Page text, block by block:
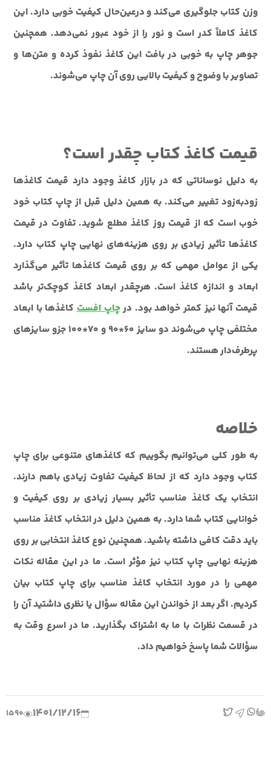
وزن کتاب جلوگیری می‌کند و درعین‌حال کیفیت خوبی دارد. این
کاغذ کاملاً کدر است و نور را از خود عبور نمی‌دهد. همچنین
جوهر چاپ به خوبی در بافت این کاغذ نفوذ کرده و متن‌ها و
تصاویر با وضوح و کیفیت بالایی روی آن چاپ می‌شوند.
قیمت کاغذ کتاب چقدر است؟
به دلیل نوساناتی که در بازار کاغذ وجود دارد قیمت کاغذها
زودبه‌زود تغییر می‌کند. به همین دلیل قبل از چاپ کتاب خود
خوب است که از قیمت روز کاغذ مطلع شوید. تفاوت در قیمت
کاغذها تأثیر زیادی بر روی هزینه‌های نهایی چاپ کتاب دارد.
یکی از عوامل مهمی که بر روی قیمت کاغذها تأثیر می‌گذارد
ابعاد و اندازه کاغذ است. هرچقدر ابعاد کاغذ کوچک‌تر باشد
قیمت آنها نیز کمتر خواهد بود. درچاپ افست کاغذها با ابعاد
مختلفی چاپ می‌شوند دو سایز 60*90 و 70*100 جزو سایزهای
پرطرف‌دار هستند.
خلاصه
به طور کلی می‌توانیم بگوییم که کاغذهای متنوعی برای چاپ
کتاب وجود دارد که از لحاظ کیفیت تفاوت زیادی باهم دارند.
انتخاب یک کاغذ مناسب تأثیر بسیار زیادی بر روی کیفیت و
خوانایی کتاب شما دارد. به همین دلیل در انتخاب کاغذ مناسب
باید دقت کافی داشته باشید. همچنین نوع کاغذ انتخابی بر روی
هزینه نهایی چاپ کتاب نیز مؤثر است. ما در این مقاله نکات
مهمی را در مورد انتخاب کاغذ مناسب برای چاپ کتاب بیان
کردیم. اگر بعد از خواندن این مقاله سؤال یا نظری داشتید آن را
در قسمت نظرات با ما به اشتراک بگذارید. ما در اسرع وقت به
سؤالات شما پاسخ خواهیم داد.
1401/12/16
1590